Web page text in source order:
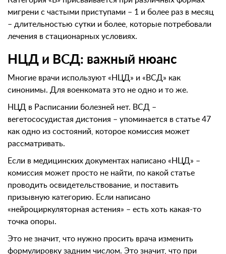
мигрени с частыми приступами – 1 и более раз в месяц
– длительностью сутки и более, которые потребовали
лечения в стационарных условиях.
НЦД и ВСД: важный нюанс
Многие врачи используют «НЦД» и «ВСД» как
синонимы. Для военкомата это не одно и то же.
НЦД в Расписании болезней нет. ВСД –
вегетососудистая дистония – упоминается в статье 47
как одно из состояний, которое комиссия может
рассматривать.
Если в медицинских документах написано «НЦД» –
комиссия может просто не найти, по какой статье
проводить освидетельствование, и поставить
призывную категорию. Если написано
«нейроциркуляторная астения» – есть хоть какая-то
точка опоры.
Это не значит, что нужно просить врача изменить
формулировку задним числом. Это значит, что при